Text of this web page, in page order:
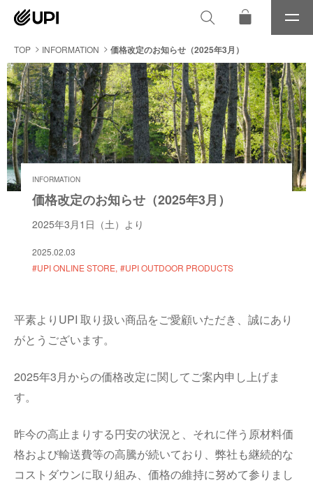
メ
ニ
ー
TOP INFORMATION 価格改定のお知らせ（2025年3月）
INFORMATION
価格改定のお知らせ（2025年3月）
2025年3月1日（土）より
2025.02.03
#UPI ONLINE STORE #UPI OUTDOOR PRODUCTS
平素よりUPI 取り扱い商品をご愛顧いただき、誠にあり
がとうございます。
2025年3月からの価格改定に関してご案内申し上げま
す。
昨今の高止まりする円安の状況と、それに伴う原材料価
格および輸送費等の高騰が続いており、弊社も継続的な
コストダウンに取り組み、価格の維持に努めて参りまし